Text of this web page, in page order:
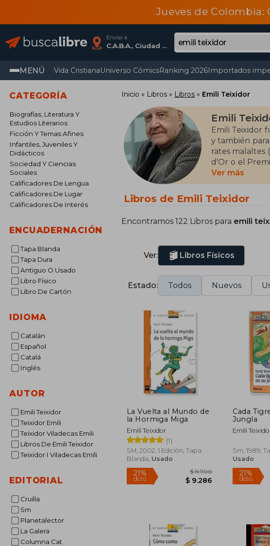
Jueves de
Enviar a
C.A.B.A., Ciudad Autónoma De Buenos Aires
MENÚ Vida CristianaUniverso CómicsRanking 2026Importados
CATEGORÍA
Biografías, Literatura Y
Estudios Literarios
Ficción Y Temas Afines
Infantiles, Juveniles Y
Didácticos
Sociedad Y Ciencias
Sociales
Calificadores De Lengua
Calificadores De Lugar
Calificadores De Interés
ENCUADERNACIÓN
Tapa Blanda
Tapa Dura
Antiguo O Usado
Libro Físico
Libro De Cartón
IDIOMA
Catalán
Español
Catalá
Inglés
AUTOR
Emili Teixidor
Teixidor Emili
Teixidor Viladecas Emili
Libros De Emili Teixidor
Teixidor I Viladecas Emili
EDITORIAL
Cruilla
Sm
Planetalector
La Galera
Columna Cat
Inicio Libros Libros Emili Teixidor
Emili
Emili Teixidor
y también
rates malaltes
d'Or o el
(La amiga
hoguera de
literatura
Ver más
Libros de Emili Teixidor
Encontramos 122 Libros para emili
Ver: Libros Físicos
Estado: Todos Nuevos
La Vuelta al Mundo de
la Hormiga Miga
Emili Teixidor
(1)
SM, 2002, 1 Edición, Tapa
Blanda, Usado
21%
dcto.
Cada
Jungla
Emili
Sm, 1989,
Usado